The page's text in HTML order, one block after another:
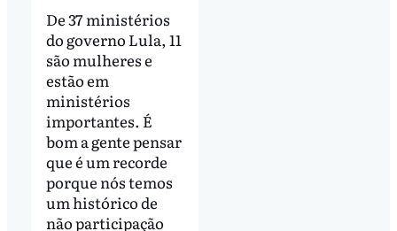
De 37 ministérios
do governo Lula, 11
são mulheres e
estão em
ministérios
importantes. É
bom a gente pensar
que é um recorde
porque nós temos
um histórico de
não participação